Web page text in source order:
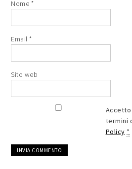
Nome *
Email*
Sito web
termini
Policy *